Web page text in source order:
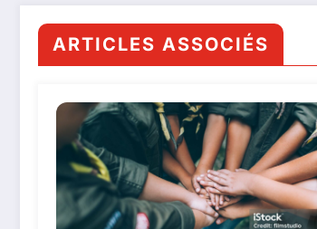
ARTICLES ASSOCIÉS